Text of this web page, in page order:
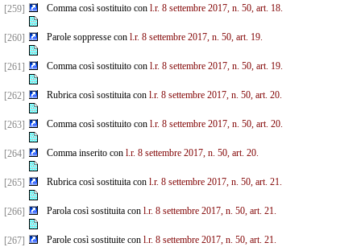
[259] Comma così sostituito con l.r. 8 settembre 2017, n. 50, art. 18.
[260] Parole soppresse con l.r. 8 settembre 2017, n. 50, art. 19.
[261] Comma così sostituito con l.r. 8 settembre 2017, n. 50, art. 19.
[262] Rubrica così sostituita con l.r. 8 settembre 2017, n. 50, art. 20.
[263] Comma così sostituito con l.r. 8 settembre 2017, n. 50, art. 20.
[264] Comma inserito con l.r. 8 settembre 2017, n. 50, art. 20.
[265] Rubrica così sostituita con l.r. 8 settembre 2017, n. 50, art. 21.
[266] Parola così sostituita con l.r. 8 settembre 2017, n. 50, art. 21.
[267] Parole così sostituite con l.r. 8 settembre 2017, n. 50, art. 21.